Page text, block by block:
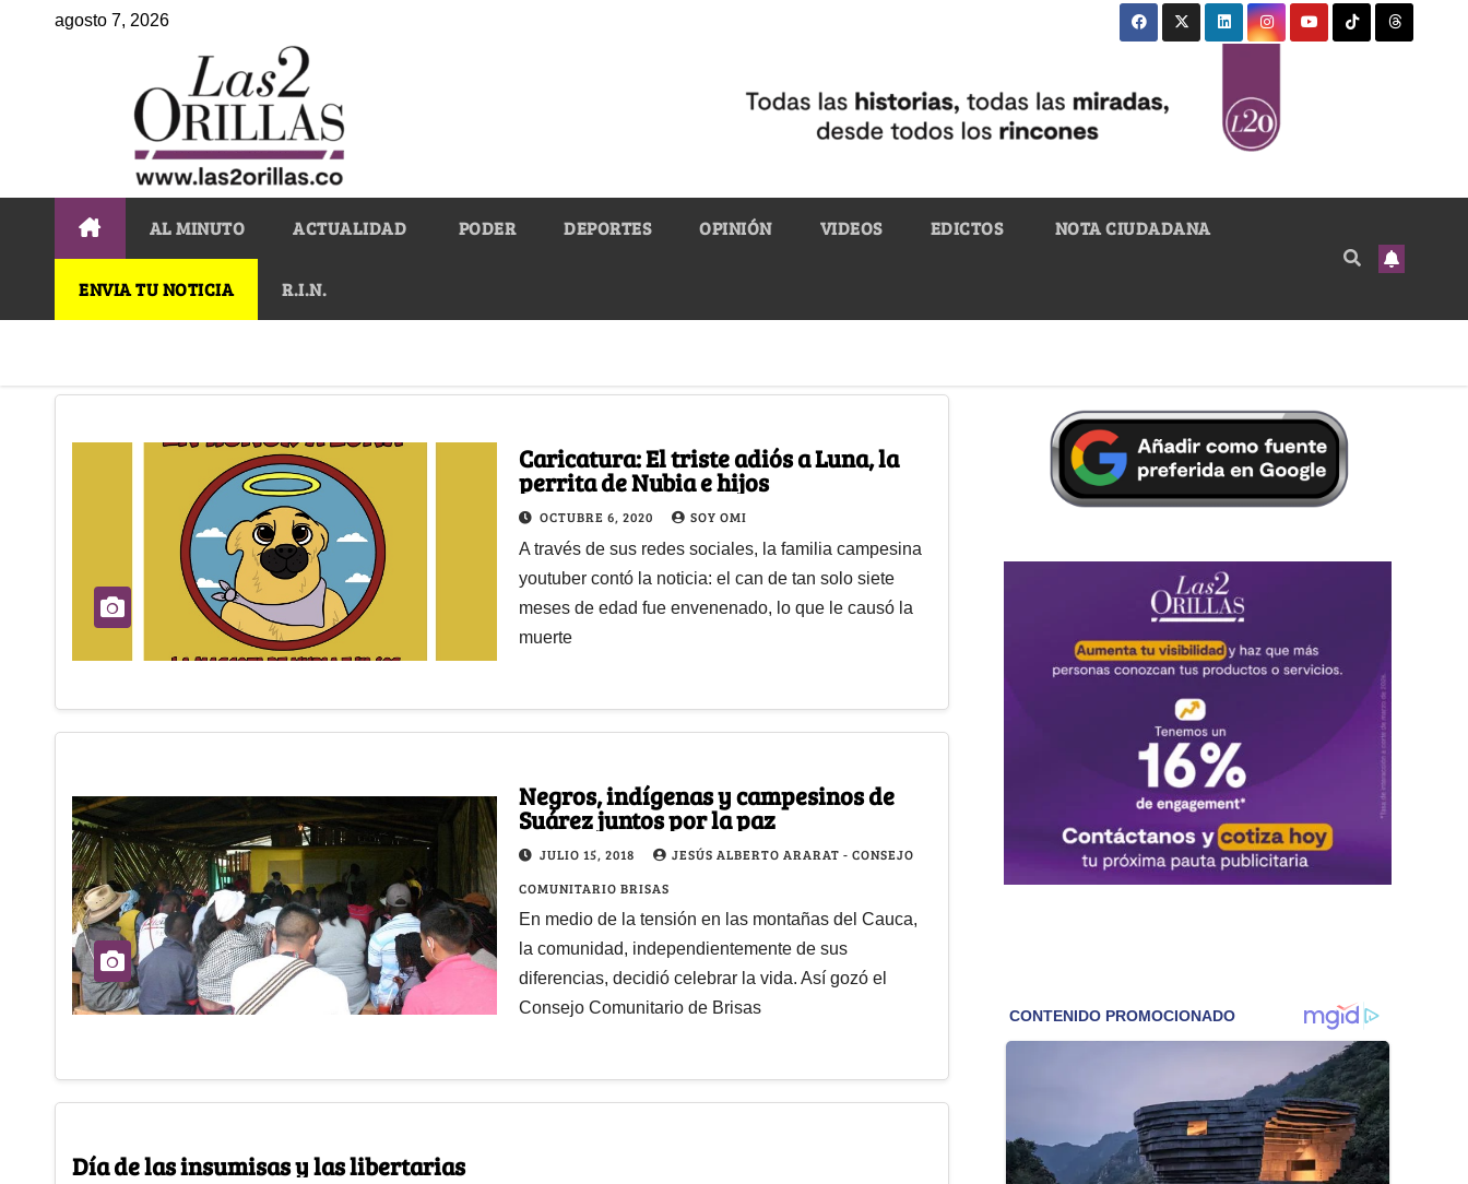
agosto 7, 2026
AL MINUTO ACTUALIDAD PODER DEPORTES OPINIÓN VIDEOS EDICTOS NOTA CIUDADANA
ENVIA TU NOTICIA R.I.N.
Caricatura: El triste adiós a Luna, la
perrita de Nubia e hijos
OCTUBRE 6, 2020 SOY OMI
A través de sus redes sociales, la familia campesina
youtuber contó la noticia: el can de tan solo siete
meses de edad fue envenenado, lo que le causó la
muerte
Negros, indígenas y campesinos de
Suárez juntos por la paz
JULIO 15, 2018
JESÚS ALBERTO ARARAT - CONSEJO
COMUNITARIO BRISAS
En medio de la tensión en las montañas del Cauca,
la comunidad, independientemente de sus
diferencias, decidió celebrar la vida. Así gozó el
Consejo Comunitario de Brisas
Día de las insumisas y las libertarias